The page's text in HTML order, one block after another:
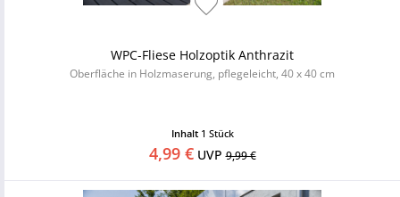
WPC-Fliese Holzoptik Anthrazit
Oberfläche in Holzmaserung, pflegeleicht, 40 x 40 cm
Inhalt 1 Stück
4,99 €UVP9,99 €